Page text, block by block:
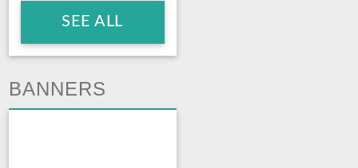
SEE ALL
BANNERS